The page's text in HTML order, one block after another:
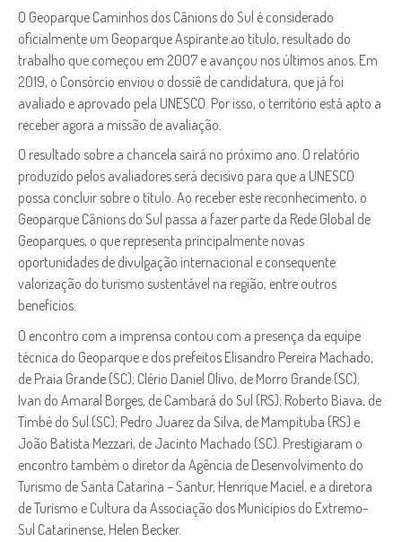
O Geoparque Caminhos dos Cânions do Sul é considerado
oficialmente um Geoparque Aspirante ao título, resultado do
trabalho que começou em 2007 e avançou nos últimos anos. Em
2019, o Consórcio enviou o dossiê de candidatura, que já foi
avaliado e aprovado pela UNESCO. Por isso, o território está apto a
receber agora a missão de avaliação.
O resultado sobre a chancela sairá no próximo ano. O relatório
produzido pelos avaliadores será decisivo para que a UNESCO
possa concluir sobre o título. Ao receber este reconhecimento, o
Geoparque Cânions do Sul passa a fazer parte da Rede Global de
Geoparques, o que representa principalmente novas
oportunidades de divulgação internacional e consequente
valorização do turismo sustentável na região, entre outros
benefícios.
O encontro com a imprensa contou com a presença da equipe
técnica do Geoparque e dos prefeitos Elisandro Pereira Machado,
de Praia Grande (SC); Clério Daniel Olivo, de Morro Grande (SC);
Ivan do Amaral Borges, de Cambará do Sul (RS); Roberto Biava, de
Timbé do Sul (SC); Pedro Juarez da Silva, de Mampituba (RS) e
João Batista Mezzari, de Jacinto Machado (SC). Prestigiaram o
encontro também o diretor da Agência de Desenvolvimento do
Turismo de Santa Catarina – Santur, Henrique Maciel, e a diretora
de Turismo e Cultura da Associação dos Municípios do Extremo-
Sul Catarinense, Helen Becker.